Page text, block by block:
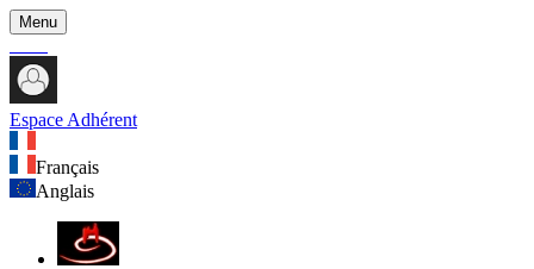
Menu
Espace Adhérent
Français
Anglais